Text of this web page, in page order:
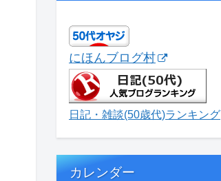
にほんブログ村
日記・雑談(50歳代)ランキング
カレンダー